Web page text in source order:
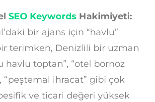
SEO Keywords Hakimiyeti:
bir ajans için “havlu”
terimken, Denizlili bir uzman
havlu toptan”, “otel bornoz
“peştemal ihracat” gibi çok
ve ticari değeri yüksek